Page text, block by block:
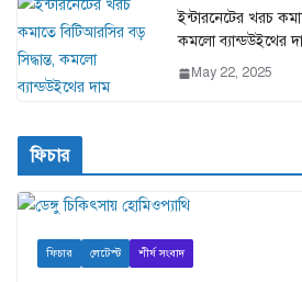
ইন্টারনেটের খরচ
কমলো ব্যান্ডউইথের
May 22, 2025
ফিচার
ফিচার লেটেস্ট শীর্ষ সংবাদ